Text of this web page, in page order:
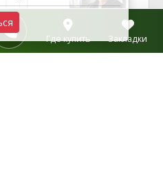
Где купить Закладки